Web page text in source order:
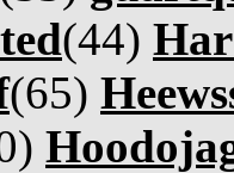
(44)
(65)